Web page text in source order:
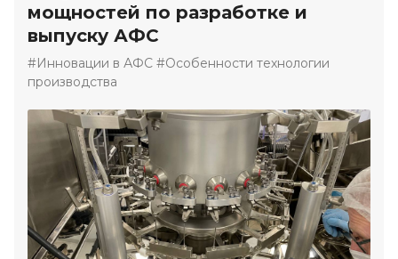
мощностей по разработке и
выпуску АФС
#Инновации в АФС #Особенности технологии
производства